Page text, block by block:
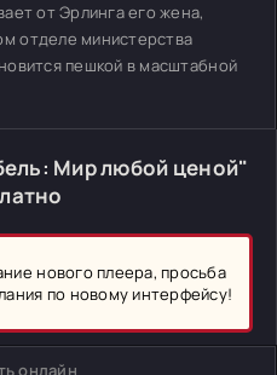
от Эрлинга его жена,
отделе министерства
пешкой в масштабной
Мир любой ценой"
нового плеера, просьба
по новому интерфейсу!
онлайн